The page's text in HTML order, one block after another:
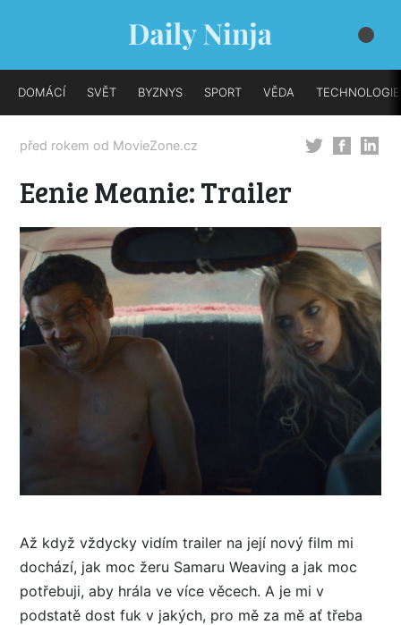
DOMÁCÍ SVĚT BYZNYS SPORT VĚDA TECHNOLOGIE
před rokem od MovieZone.cz
Eenie Meanie: Trailer
Až když vždycky vidím trailer na její nový film mi
dochází, jak moc žeru Samaru Weaving a jak moc
potřebuji, aby hrála ve více věcech. A je mi v
podstatě dost fuk v jakých, pro mě za mě ať třeba